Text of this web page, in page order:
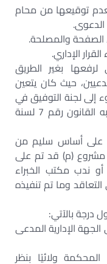
توقيعها من محام
الصفحة والمصلحة.
الإداري.
بغير الطريق
حيث كان يتعين
إلى لجنة التوفيق في
بعض المنازعات على وفق ما يقضي به القانون رقم 7 لسنة
على أساس سليم من
مشروع (م) قد تم على
ندب مكتب الخبراء
وما تم تنفيذه
الإدارية المدعى
ولائيًا بنظر